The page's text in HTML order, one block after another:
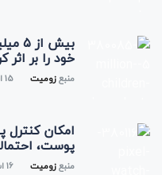
خود را بر اثر
منبعزومیت 15 اسفند 1400
امکان
پوست،
منبعزومیت 16 اسفند 1400